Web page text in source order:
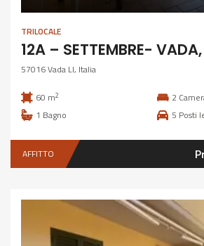
TRILOCALE
57016 Vada LI, Italia
60 m2 2
1 Bagno 5 Posti
AFFITTO